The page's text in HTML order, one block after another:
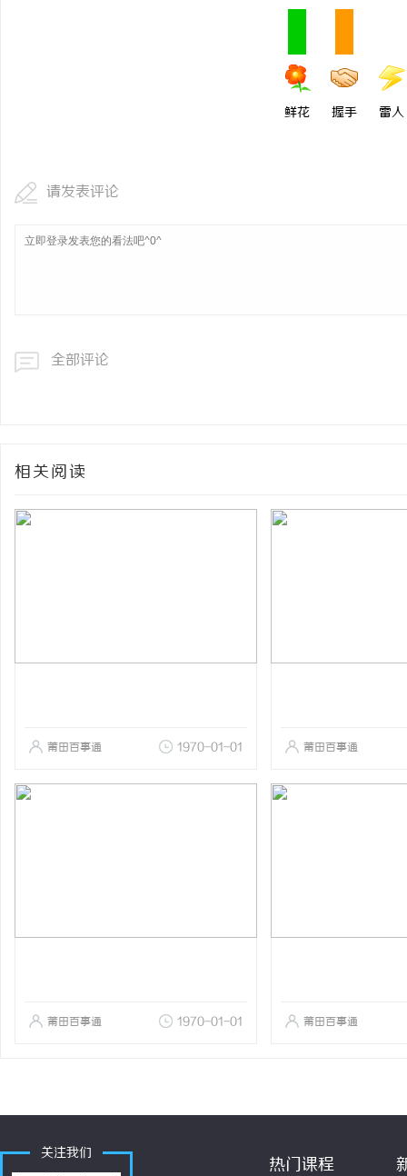
鲜花 握手 雷人
请发表评论
全部评论
相关阅读
莆田百事通 1970-01-01 莆田百事通
莆田百事通 1970-01-01 莆田百事通
关注我们
热门课程